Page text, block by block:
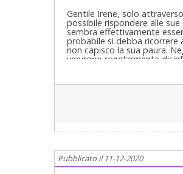
Cari saluti
Gentile Irene, solo
possibile rispondere alle
sembra effettivamente
probabile si debba ricorrere
non capisco la sua paura.
vengono regolarmente
al più presto perché
Pubblicato il 11-12-2020